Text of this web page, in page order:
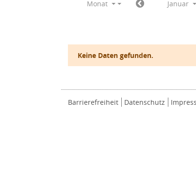
Monat Januar
Keine Daten gefunden.
Barrierefreiheit Datenschutz